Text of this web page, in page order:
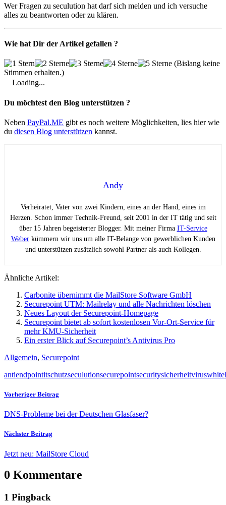
Wer Fragen zu seculution hat darf sich melden und ich versuche
alles zu beantworten oder zu klären.
Wie hat Dir der Artikel gefallen ?
(Bislang keine
Stimmen erhalten.)
Loading...
Du möchtest den Blog unterstützen ?
Neben PayPal.ME gibt es noch weitere Möglichkeiten, lies hier wie
du diesen Blog unterstützen kannst.
Andy
Verheiratet, Vater von zwei Kindern, eines an der Hand, eines im
Herzen. Schon immer Technik-Freund, seit 2001 in der IT tätig und seit
über 15 Jahren begeisterter Blogger. Mit meiner Firma IT-Service
Weberkümmern wir uns um alle IT-Belange von gewerblichen Kunden
und unterstützen zusätzlich sowohl Partner als auch Kollegen.
Ähnliche Artikel:
Carbonite übernimmt die MailStore Software GmbH
Securepoint UTM: Mailrelay und alle Nachrichten löschen
Neues Layout der Securepoint-Homepage
Securepoint bietet ab sofort kostenlosen Vor-Ort-Service für
mehr KMU-Sicherheit
Ein erster Blick auf Securepoint’s Antivirus Pro
Allgemein, Securepoint
antiendpointitschutzseculutionsecurepointsecuritysicherheitvirus
Vorheriger Beitrag
DNS-Probleme bei der Deutschen Glasfaser?
Nächster Beitrag
Jetzt neu: MailStore Cloud
0 Kommentare
1 Pingback